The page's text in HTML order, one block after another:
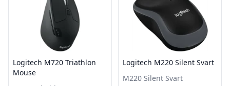
Logitech M720 Triathlon
Mouse
Logitech M220 Silent Svart
M220 Silent Svart